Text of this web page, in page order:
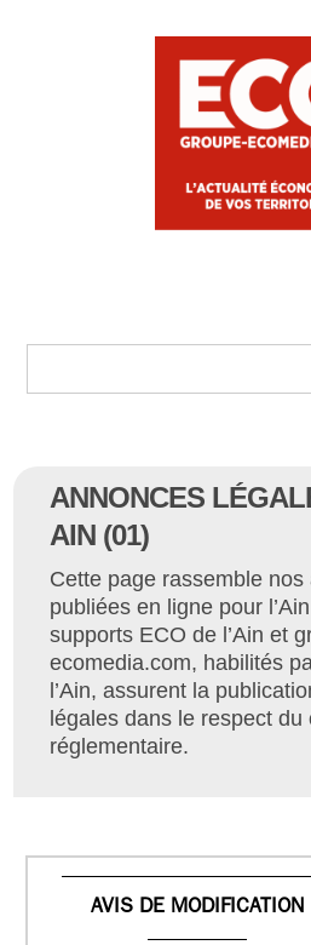
ANNONCES
AIN (01)
Cette page rassemble
publiées en ligne pour
supports ECO de l’Ain et
ecomedia.com, habilités
l’Ain, assurent la
légales dans le respect du
réglementaire.
AVIS DE MODIFICATION